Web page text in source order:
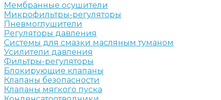
Мембранные осушители
Микрофильтры-регуляторы
Пневмоглушители
Регуляторы давления
Системы для смазки масляным туманом
Усилители давления
Фильтры-регуляторы
Блокирующие клапаны
Клапаны безопасности
Клапаны мягкого пуска